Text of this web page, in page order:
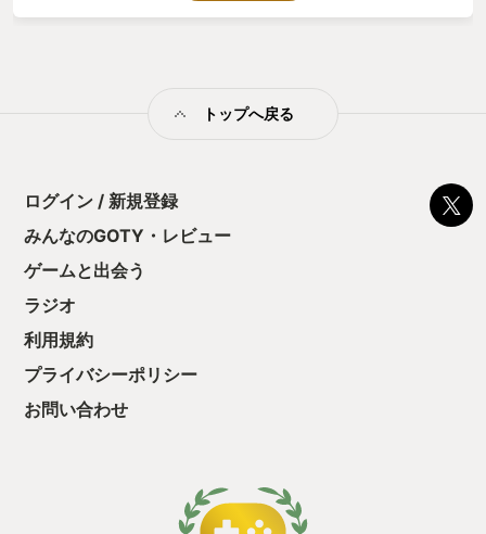
うれしかったという感情がつよく残ったステキなゲームと思い
プレイしてみていただきたいと思います。）
トップへ戻る
ログイン / 新規登録
みんなのGOTY・レビュー
ゲームと出会う
ラジオ
利用規約
プライバシーポリシー
お問い合わせ